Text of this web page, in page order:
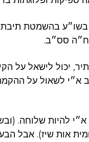
בהשמטת תיבת
ח״ה סס״ב.
יכול לישאל על
א״י לשאול על
להיות שלוחה.
אות שיז). אבל